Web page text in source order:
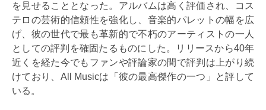
を見せることとなった。アルバムは高く評価され、コス
テロの芸術的信頼性を強化し、音楽的パレットの幅を広
げ、彼の世代で最も革新的で不朽のアーティストの一人
としての評判を確固たるものにした。リリースから40年
近くを経た今でもファンや評論家の間で評判は上がり続
けており、All Musicは「彼の最高傑作の一つ」と評して
いる。